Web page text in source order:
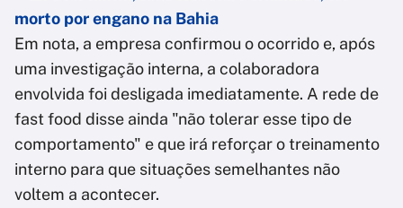
morto por engano na Bahia
Em nota, a empresa confirmou o ocorrido e, após
uma investigação interna, a colaboradora
envolvida foi desligada imediatamente. A rede de
fast food disse ainda "não tolerar esse tipo de
comportamento" e que irá reforçar o treinamento
interno para que situações semelhantes não
voltem a acontecer.